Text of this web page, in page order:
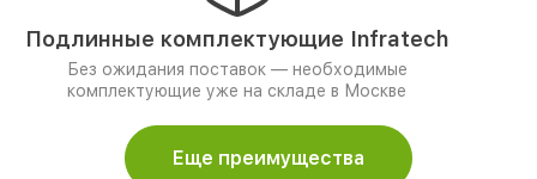
Подлинные комплектующие Infratech
Без ожидания поставок — необходимые
комплектующие уже на складе в Москве
Еще преимущества